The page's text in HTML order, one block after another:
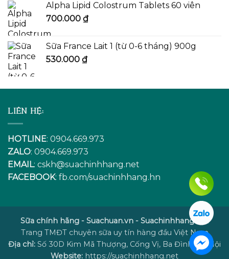
405.000 ₫. là:
Alpha Lipid Colostrum Tablets 60 viên
700.000 ₫
Sữa France Lait 1 (từ 0-6 tháng) 900g
530.000 ₫
LIÊN HỆ:
HOTLINE: 0904.669.973
ZALO: 0904.669.973
EMAIL: cskh@suachinhhang.net
FACEBOOK: fb.com/suachinhhang.hn
Sữa chính hãng - Suachuan.vn - Suachinhhang.net
Trang TMĐT chuyên sữa uy tín hàng đầu Việt Nam
Địa chỉ: Số 30D Kim Mã Thượng, Cống Vị, Ba Đình, Hà Nội
Website: https://suachinhhang.net